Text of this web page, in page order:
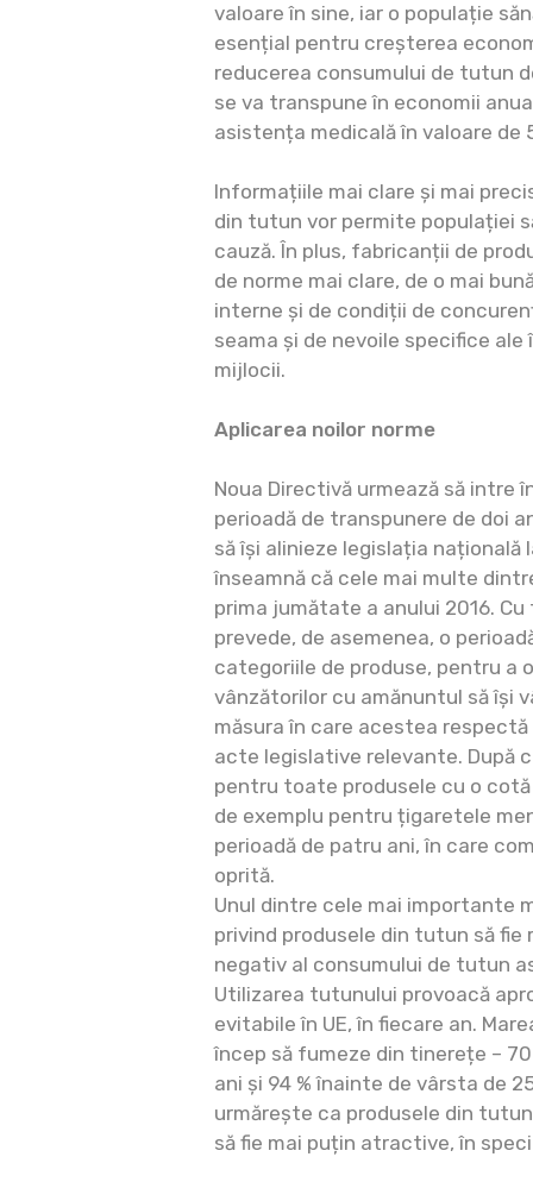
valoare în sine, iar o populație
esențial pentru creșterea
reducerea consumului de tutun
se va transpune în economii
asistența medicală în valoare de
Informațiile mai clare și mai
din tutun vor permite populației
cauză. În plus, fabricanții de
de norme mai clare, de o mai
interne și de condiții de
seama și de nevoile specifice
mijlocii.
Aplicarea noilor norme
Noua Directivă urmează să intre
perioadă de transpunere de doi
să își alinieze legislația națională
înseamnă că cele mai multe
prima jumătate a anului 2016.
prevede, de asemenea, o
categoriile de produse, pentru a
vânzătorilor cu amănuntul să își
măsura în care acestea
acte legislative relevante. După
pentru toate produsele cu o cotă
de exemplu pentru țigaretele
perioadă de patru ani, în care
oprită.
Unul dintre cele mai importante
privind produsele din tutun să
negativ al consumului de tutun
Utilizarea tutunului provoacă
evitabile în UE, în fiecare an.
încep să fumeze din tinerețe –
ani și 94 % înainte de vârsta de
urmărește ca produsele din
să fie mai puțin atractive, în